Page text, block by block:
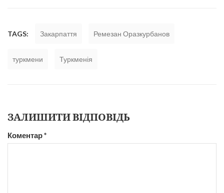
TAGS: Закарпаття Ремезан Оразкурбанов
туркмени Туркменія
ЗАЛИШИТИ ВІДПОВІДЬ
Коментар*